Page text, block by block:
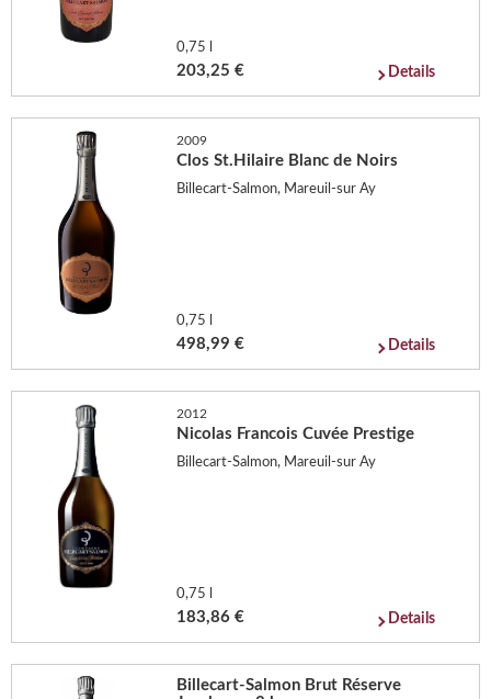
0,75 l
203,25 € Details
2009
Clos St.Hilaire Blanc de Noirs
Billecart-Salmon, Mareuil-sur Ay
0,75 l
498,99 € Details
2012
Nicolas Francois Cuvée Prestige
Billecart-Salmon, Mareuil-sur Ay
0,75 l
183,86 € Details
Billecart-Salmon Brut Réserve